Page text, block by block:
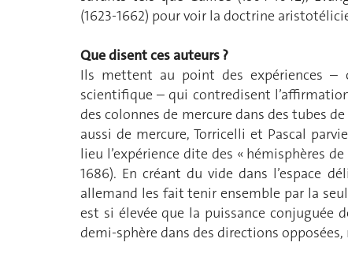
(1623-1662) pour voir la doctrine
Que disent ces auteurs ?
Ils mettent au point des expériences
scientifique – qui contredisent
des colonnes de mercure dans des tubes
aussi de mercure, Torricelli et Pascal
lieu l’expérience dite des « hémisphères
1686). En créant du vide dans l’espace
allemand les fait tenir ensemble par la
est si élevée que la puissance conjuguée
demi-sphère dans des directions opposées,